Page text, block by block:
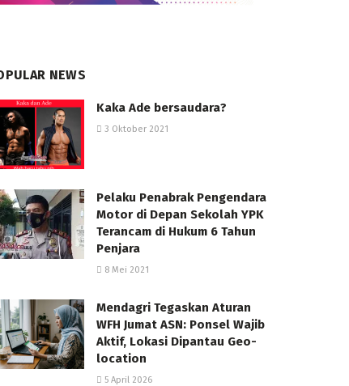
NEWS
Kaka Ade bersaudara?
3 Oktober 2021
Pelaku Penabrak Pengendara
Motor di Depan Sekolah YPK
Terancam di Hukum 6 Tahun
Penjara
8 Mei 2021
Mendagri Tegaskan Aturan
WFH Jumat ASN: Ponsel Wajib
Aktif, Lokasi Dipantau Geo-
location
5 April 2026